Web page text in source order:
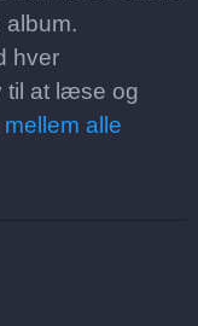
album.
hver
til at læse og
alle